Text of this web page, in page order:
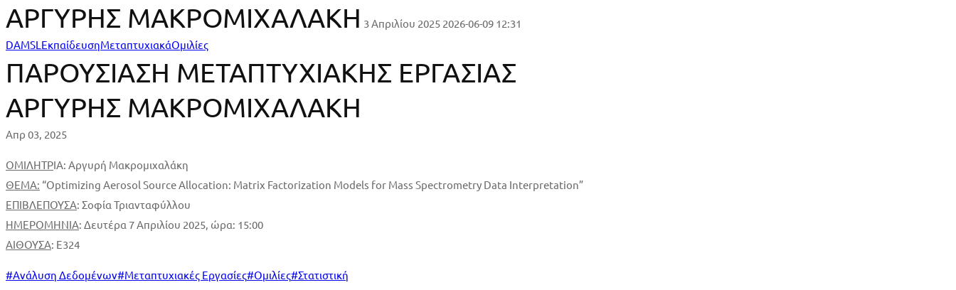
ΑΡΓΥΡΗΣ ΜΑΚΡΟΜΙΧΑΛΑΚΗ 3 Απριλίου 2025 2026-06-09 12:31
ΠΑΡΟΥΣΙΑΣΗ
ΜΕΤΑΠΤΥΧΙΑΚΗΣ
ΕΡΓΑΣΙΑΣ
ΑΡΓΥΡΗΣ
ΜΑΚΡΟΜΙΧΑΛΑΚΗ
DAMSL ΕκπαίδευσηΜεταπτυχιακάΟμιλίες
ΠΑΡΟΥΣΙΑΣΗ ΜΕΤΑΠΤΥΧΙΑΚΗΣ ΕΡΓΑΣΙΑΣ
ΑΡΓΥΡΗΣ ΜΑΚΡΟΜΙΧΑΛΑΚΗ
Απρ 03, 2025
ΟΜΙΛΗΤΡΙΑ: Αργυρή Μακρομιχαλάκη
ΘΕΜΑ: “Optimizing Aerosol Source Allocation: Matrix Factorization Models for Mass Spectrometry Data Interpretation”
ΕΠΙΒΛΕΠΟΥΣΑ: Σοφία Τριανταφύλλου
ΗΜΕΡΟΜΗΝΙΑ: Δευτέρα 7 Απριλίου 2025, ώρα: 15:00
ΑΙΘΟΥΣΑ: Ε324
#Ανάλυση Δεδομένων#Μεταπτυχιακές Εργασίες#Ομιλίες#Στατιστική